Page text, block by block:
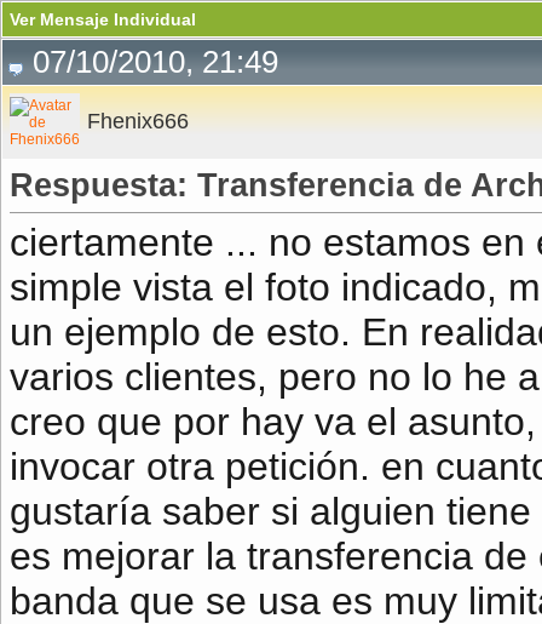
Ver Mensaje Individual
07/10/2010, 21:49
Fhenix666
Respuesta: Transferencia de
ciertamente ... no estamos
simple vista el foto indicado,
un ejemplo de esto. En
varios clientes, pero no lo he
creo que por hay va el
invocar otra petición. en
gustaría saber si alguien
es mejorar la transferencia
banda que se usa es muy